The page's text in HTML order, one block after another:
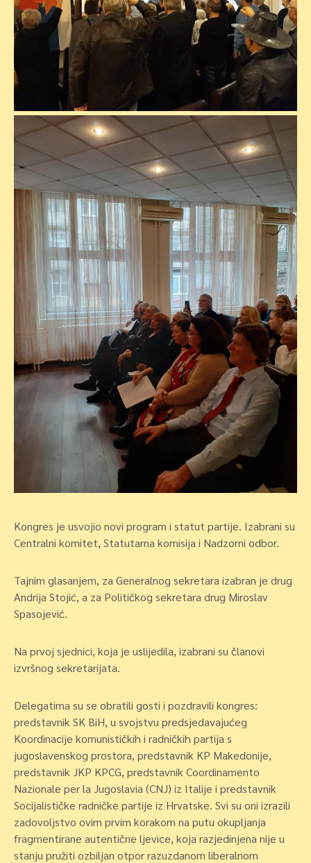
Kongres je usvojio novi program i statut partije. Izabrani su
Centralni komitet, Statutarna komisija i Nadzorni odbor.
Tajnim glasanjem, za Generalnog sekretara izabran je drug
Andrija Stojić, a za Političkog sekretara drug Miroslav
Spasojević.
Na prvoj sjednici, koja je uslijedila, izabrani su članovi
izvršnog sekretarijata.
Delegatima su se obratili gosti i pozdravili kongres:
predstavnik SK BiH, u svojstvu predsjedavajućeg
Koordinacije komunističkih i radničkih partija s
jugoslavenskog prostora, predstavnik KP Makedonije,
predstavnik JKP KPCG, predstavnik Coordinamento
Nazionale per la Jugoslavia (CNJ) iz Italije i predstavnik
Socijalističke radničke partije iz Hrvatske. Svi su oni izrazili
zadovoljstvo ovim prvim korakom na putu okupljanja
fragmentirane autentične ljevice, koja razjedinjena nije u
stanju pružiti ozbiljan otpor razuzdanom liberalnom